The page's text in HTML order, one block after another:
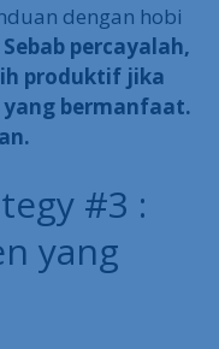
dengan hobi
Sebab percayalah,
produktif jika
bermanfaat.
#3 :
yang